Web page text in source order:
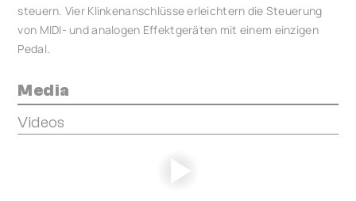
steuern. Vier Klinkenanschlüsse erleichtern die Steuerung
von MIDI- und analogen Effektgeräten mit einem einzigen
Pedal.
Media
Videos